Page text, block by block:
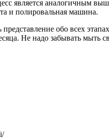
является аналогичным
и полировальная машина.
обо всех
Не надо забывать мыть